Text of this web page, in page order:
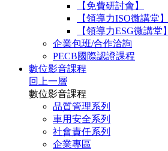
【免費研討會】
【領導力ISO微講堂】
【領導力ESG微講堂】
企業包班/合作洽詢
PECB國際認證課程
數位影音課程
回上一層
數位影音課程
品質管理系列
車用安全系列
社會責任系列
企業專區